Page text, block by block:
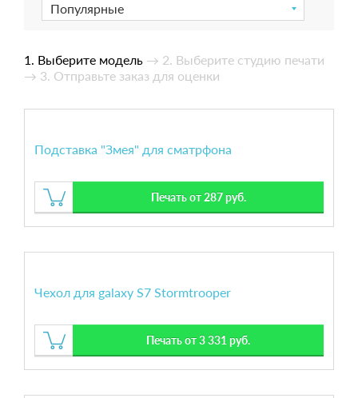
Популярные
1. Выберите модель → 2. Выберите студию печати
→ 3. Отправьте заказ для оценки
Подставка "Змея" для сматрфона
Печать от 287 руб.
Чехол для galaxy S7 Stormtrooper
Печать от 3 331 руб.